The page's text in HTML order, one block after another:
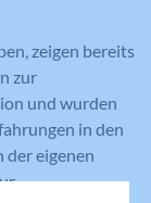
zeigen bereits
zur
und wurden
in den
der eigenen